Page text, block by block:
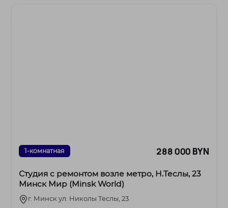
1-комнатная 288 000 BYN
Студия с ремонтом возле метро, Н.Теслы, 23
Минск Мир (Minsk World)
г. Минск ул. Николы Теслы, 23